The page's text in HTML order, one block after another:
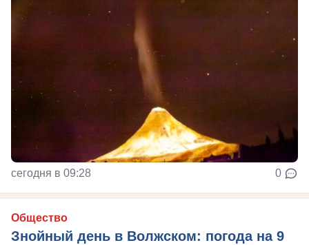
сегодня в 09:28 0
Общество
Знойный день в Волжском: погода на 9